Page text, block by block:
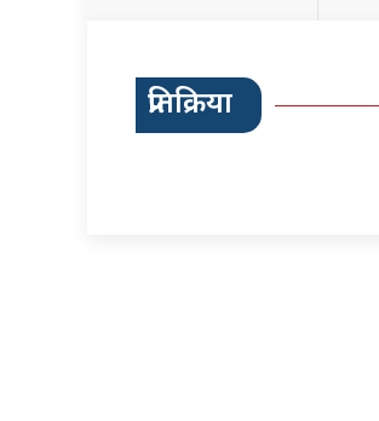
प्रतिक्रिया